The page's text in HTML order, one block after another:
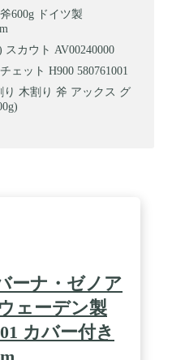
600g ドイツ製
カウト AV00240000
ェット H900 580761001
り 木割り 斧 アックス グ
ーナ・ゼノア
ェーデン製
カバー付き